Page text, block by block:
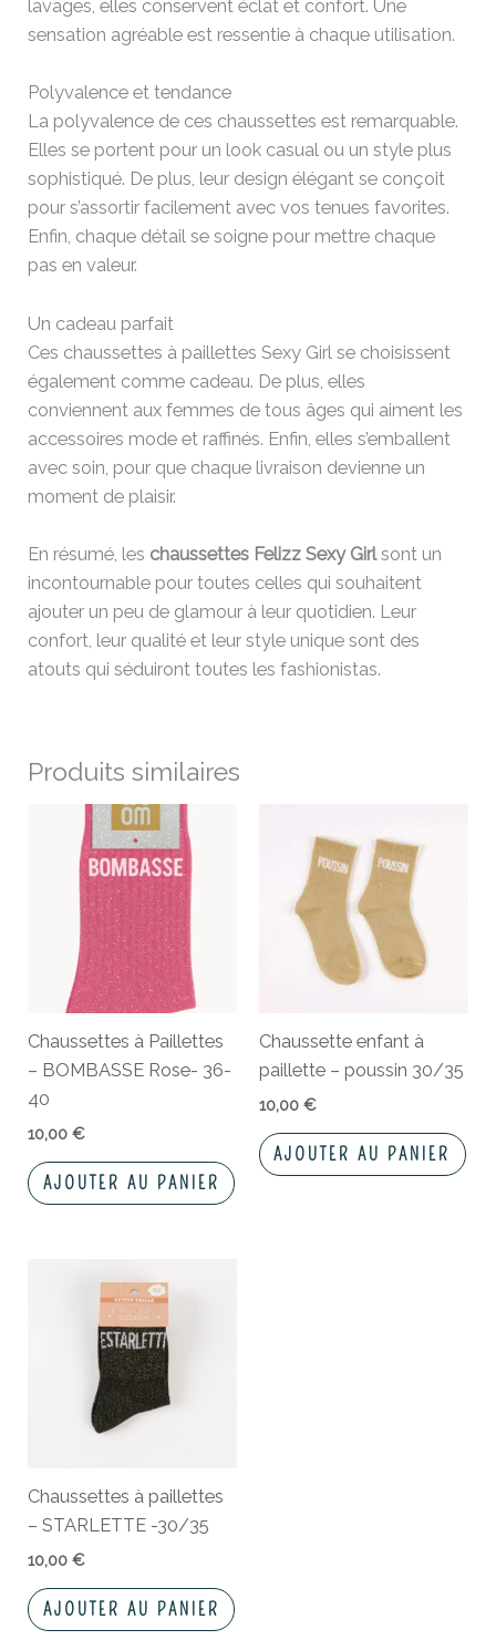
lavages, elles conservent éclat et confort. Une
sensation agréable est ressentie à chaque utilisation.
Polyvalence et tendance
La polyvalence de ces chaussettes est remarquable.
Elles se portent pour un look casual ou un style plus
sophistiqué. De plus, leur design élégant se conçoit
pour s’assortir facilement avec vos tenues favorites.
Enfin, chaque détail se soigne pour mettre chaque
pas en valeur.
Un cadeau parfait
Ces chaussettes à paillettes Sexy Girl se choisissent
également comme cadeau. De plus, elles
conviennent aux femmes de tous âges qui aiment les
accessoires mode et raffinés. Enfin, elles s’emballent
avec soin, pour que chaque livraison devienne un
moment de plaisir.
En résumé, les chaussettes Felizz Sexy Girlsont un
incontournable pour toutes celles qui souhaitent
ajouter un peu de glamour à leur quotidien. Leur
confort, leur qualité et leur style unique sont des
atouts qui séduiront toutes les fashionistas.
Produits similaires
Chaussettes à Paillettes
– BOMBASSE Rose- 36-
40
10,00€
AJOUTER AU PANIER
Chaussette enfant à
paillette – poussin 30/35
10,00 €
AJOUTER AU PANIER
Chaussettes à paillettes
– STARLETTE -30/35
10,00€
AJOUTER AU PANIER